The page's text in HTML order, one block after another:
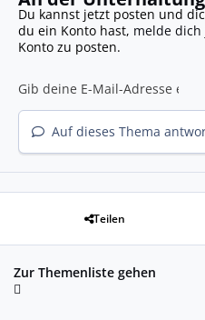
Du kannst jetzt posten und
du ein Konto hast, melde dich
Konto zu posten.
Auf dieses Thema
Teilen
Zur Themenliste gehen